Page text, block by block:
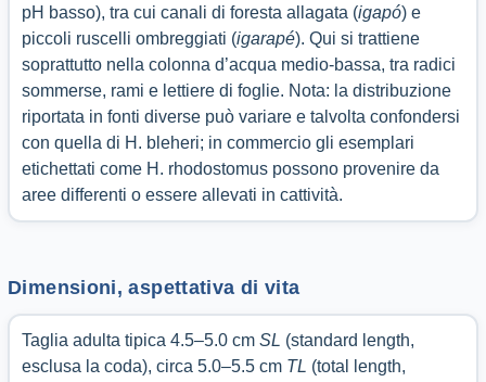
pH basso), tra cui canali di foresta allagata (igapó) e
piccoli ruscelli ombreggiati (igarapé). Qui si trattiene
soprattutto nella colonna d’acqua medio-bassa, tra radici
sommerse, rami e lettiere di foglie. Nota: la distribuzione
riportata in fonti diverse può variare e talvolta confondersi
con quella di H. bleheri; in commercio gli esemplari
etichettati come H. rhodostomus possono provenire da
aree differenti o essere allevati in cattività.
Dimensioni, aspettativa di vita
Taglia adulta tipica 4.5–5.0 cm SL (standard length,
esclusa la coda), circa 5.0–5.5 cm TL (total length,